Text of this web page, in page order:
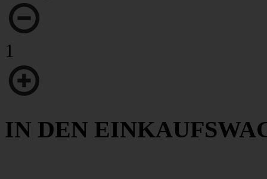
1
IN DEN